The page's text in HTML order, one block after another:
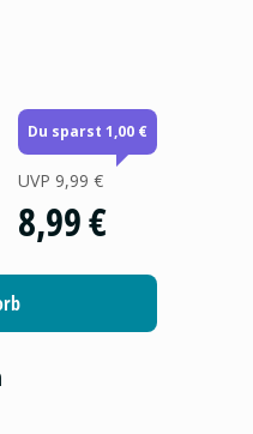
Du sparst 1,00 €
UVP 9,99 €
8,99 €